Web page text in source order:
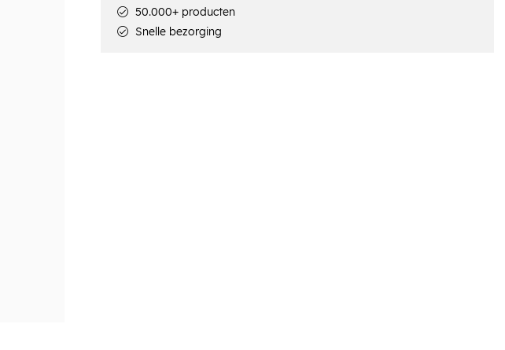
50.000+ producten
Snelle bezorging